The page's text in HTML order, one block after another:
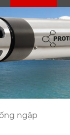
ngập